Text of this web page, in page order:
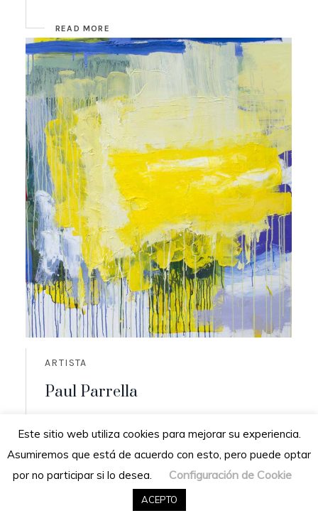
READ MORE
ARTISTA
Paul Parrella
Residencia: San Diego de los altos,
Venezuela
Este sitio web utiliza cookies para mejorar su experiencia.
Asumiremos que está de acuerdo con esto, pero puede optar
por no participar si lo desea.
Configuración de Cookie
ACEPTO